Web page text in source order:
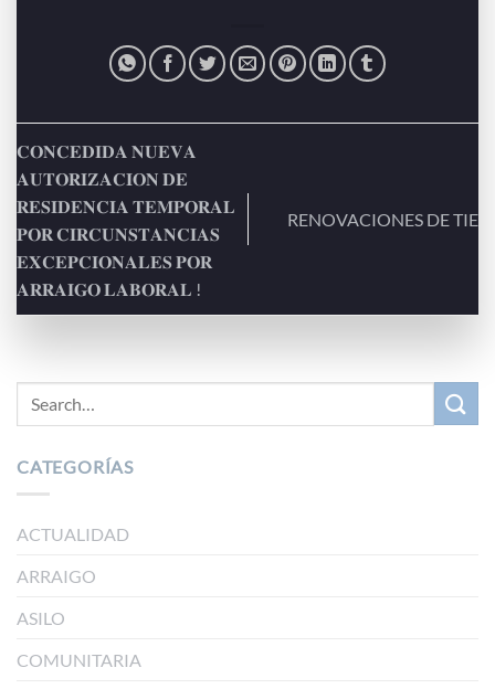
𝐂𝐎𝐍𝐂𝐄𝐃𝐈𝐃𝐀 𝐍𝐔𝐄𝐕𝐀
𝐀𝐔𝐓𝐎𝐑𝐈𝐙𝐀𝐂𝐈𝐎𝐍 𝐃𝐄
𝐑𝐄𝐒𝐈𝐃𝐄𝐍𝐂𝐈𝐀 𝐓𝐄𝐌𝐏𝐎𝐑𝐀𝐋
𝐏𝐎𝐑 𝐂𝐈𝐑𝐂𝐔𝐍𝐒𝐓𝐀𝐍𝐂𝐈𝐀𝐒
𝐄𝐗𝐂𝐄𝐏𝐂𝐈𝐎𝐍𝐀𝐋𝐄𝐒 𝐏𝐎𝐑
𝐀𝐑𝐑𝐀𝐈𝐆𝐎 𝐋𝐀𝐁𝐎𝐑𝐀𝐋 !
RENOVACIONES DE TIE
CATEGORÍAS
ACTUALIDAD
ARRAIGO
ASILO
COMUNITARIA